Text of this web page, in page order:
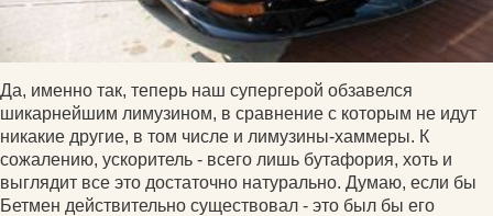
Да, именно так, теперь наш супергерой обзавелся
шикарнейшим лимузином, в сравнение с которым не идут
никакие другие, в том числе и лимузины-хаммеры. К
сожалению, ускоритель - всего лишь бутафория, хоть и
выглядит все это достаточно натурально. Думаю, если бы
Бетмен действительно существовал - это был бы его